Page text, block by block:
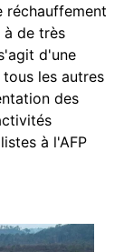
réchauffement
à de très
d'une
les autres
des
à l'AFP